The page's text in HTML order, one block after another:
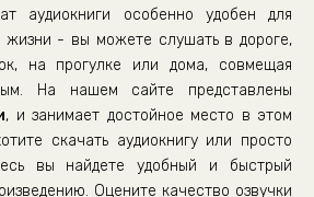
аудиокниги особенно удобен для
жизни - вы можете слушать в дороге,
на прогулке или дома, совмещая
На нашем сайте представлены
, и занимает достойное место в этом
скачать аудиокнигу или просто
вы найдете удобный и быстрый
Оцените качество озвучки